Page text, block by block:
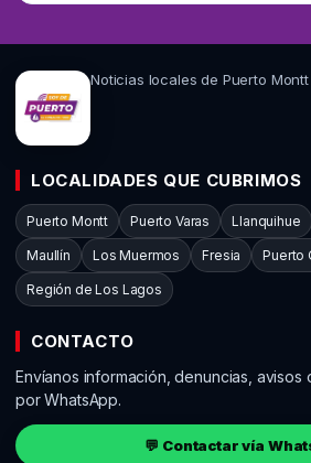
Noticias locales de Puerto
LOCALIDADES QUE CUBRIMOS
Puerto Montt Puerto Varas Llanquihue
Maullín Los Muermos Fresia Puerto
Región de Los Lagos
CONTACTO
Envíanos información, denuncias, avisos
por WhatsApp.
💬 Contactar vía